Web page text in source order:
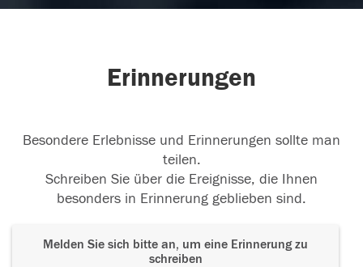
Erinnerungen
Besondere Erlebnisse und Erinnerungen sollte man
teilen.
Schreiben Sie über die Ereignisse, die Ihnen
besonders in Erinnerung geblieben sind.
Melden Sie sich bitte an, um eine Erinnerung zu
schreiben